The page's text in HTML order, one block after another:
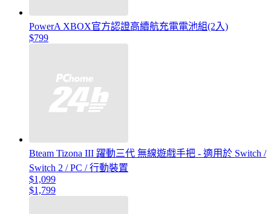
PowerA XBOX官方認證高續航充電電池組(2入)
$799
Bteam Tizona III 躍動三代 無線遊戲手把 - 適用於 Switch /
Switch 2 / PC / 行動裝置
$1,099
$1,799